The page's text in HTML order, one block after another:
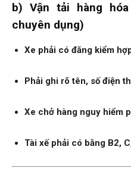
b) Vận tải hàng
chuyên dụng)
Xe phải có đăng kiểm
Phải ghi rõ tên, số điện
Xe chở hàng nguy hiểm
Tài xế phải có bằng B2,